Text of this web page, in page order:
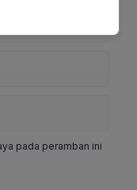
pada peramban ini